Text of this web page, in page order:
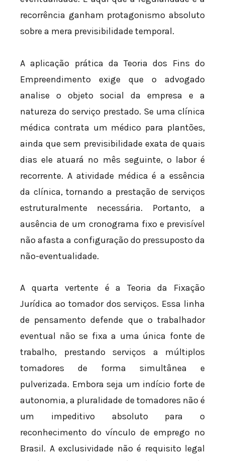
recorrência ganham protagonismo absoluto
sobre a mera previsibilidade temporal.
A aplicação prática da Teoria dos Fins do
Empreendimento exige que o advogado
analise o objeto social da empresa e a
natureza do serviço prestado. Se uma clínica
médica contrata um médico para plantões,
ainda que sem previsibilidade exata de quais
dias ele atuará no mês seguinte, o labor é
recorrente. A atividade médica é a essência
da clínica, tornando a prestação de serviços
estruturalmente necessária. Portanto, a
ausência de um cronograma fixo e previsível
não afasta a configuração do pressuposto da
não-eventualidade.
A quarta vertente é a Teoria da Fixação
Jurídica ao tomador dos serviços. Essa linha
de pensamento defende que o trabalhador
eventual não se fixa a uma única fonte de
trabalho, prestando serviços a múltiplos
tomadores de forma simultânea e
pulverizada. Embora seja um indício forte de
autonomia, a pluralidade de tomadores não é
um impeditivo absoluto para o
reconhecimento do vínculo de emprego no
Brasil. A exclusividade não é requisito legal